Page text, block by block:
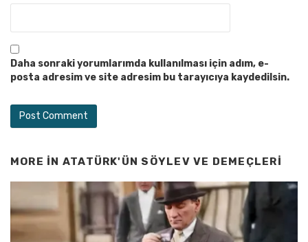
Daha sonraki yorumlarımda kullanılması için adım, e-
posta adresim ve site adresim bu tarayıcıya kaydedilsin.
MORE IN ATATÜRK'ÜN SÖYLEV VE DEMEÇLERI